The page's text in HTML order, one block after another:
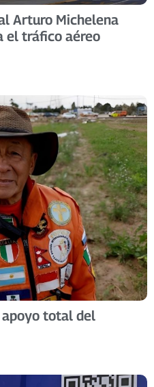
Arturo Michelena
el tráfico aéreo
total del